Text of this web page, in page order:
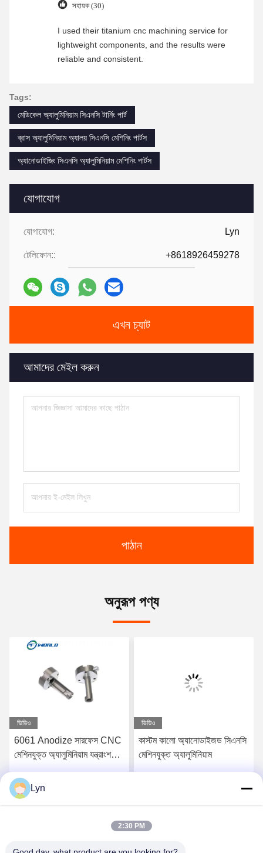
যোগাযোগ
যোগাযোগ: Lyn
টেলিফোন:: +8618926459278
এখন চ্যাট
আমাদের মেইল করুন
পাঠান
সহায়ক (30)
I used their titanium cnc machining service for
lightweight components, and the results were
reliable and consistent.
Tags:
মেডিকেল অ্যালুমিনিয়াম সিএনসি টার্নিং পার্ট
ব্রাস অ্যালুমিনিয়াম অ্যালয় সিএনসি মেশিনিং পার্টস
অ্যানোডাইজিং সিএনসি অ্যালুমিনিয়াম মেশিনিং পার্টস
অনুরূপ পণ্য
ভিডিও
6061 Anodize সারফেস CNC
মেশিনযুক্ত অ্যালুমিনিয়াম যন্ত্রাংশ
ভিডিও
কাস্টম কালো অ্যানোডাইজড সিএনসি
মেশিনযুক্ত অ্যালুমিনিয়াম
Lyn
2:30 PM